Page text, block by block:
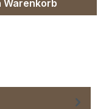
Warenkorb